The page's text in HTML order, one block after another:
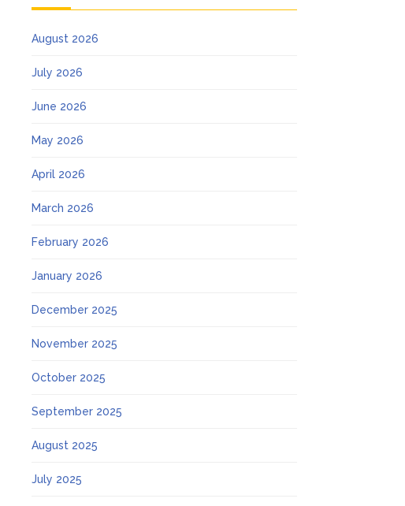
August 2026
July 2026
June 2026
May 2026
April 2026
March 2026
February 2026
January 2026
December 2025
November 2025
October 2025
September 2025
August 2025
July 2025